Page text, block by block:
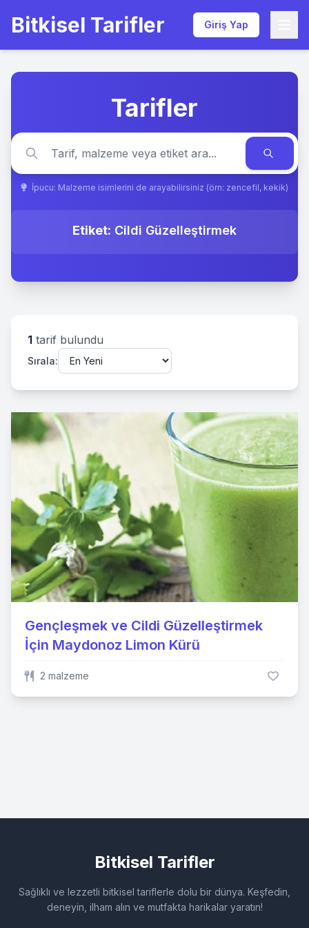
Bitkisel Tarifler Giriş Yap
Tarifler
İpucu: Malzeme isimlerini de arayabilirsiniz (örn: zencefil, kekik)
Etiket: Cildi Güzelleştirmek
1 tarif bulundu
Sırala:
Gençleşmek ve Cildi Güzelleştirmek
İçin Maydonoz Limon Kürü
2 malzeme
Bitkisel Tarifler
Sağlıklı ve lezzetli bitkisel tariflerle dolu bir dünya. Keşfedin,
deneyin, ilham alın ve mutfakta harikalar yaratın!